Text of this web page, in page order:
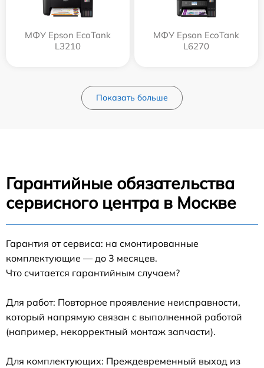
МФУ Epson EcoTank
L3210
МФУ Epson EcoTank
L6270
Показать больше
Гарантийные обязательства
сервисного центра в Москве
Гарантия от сервиса: на смонтированные
комплектующие — до 3 месяцев.
Что считается гарантийным случаем?
Для работ: Повторное проявление неисправности,
который напрямую связан с выполненной работой
(например, некорректный монтаж запчасти).
Для комплектующих: Преждевременный выход из